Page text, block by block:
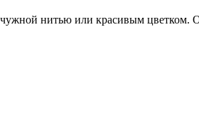
нитью или красивым цветком.